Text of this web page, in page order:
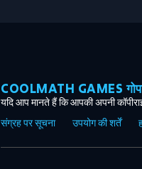
COOLMATH GAMES
यदि आप मानते हैं कि आपकी अपनी
संग्रह पर सूचना
उपयोग की शर्तें